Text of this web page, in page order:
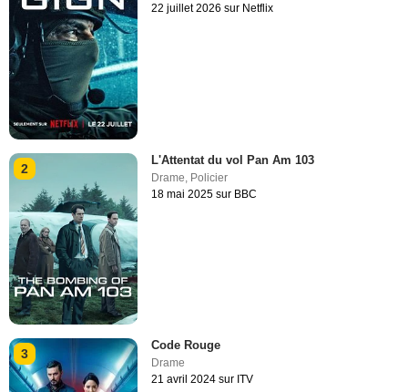
22 juillet 2026 sur Netflix
2
L'Attentat du vol Pan Am 103
Drame Policier
18 mai 2025 sur BBC
3
Code Rouge
Drame
21 avril 2024 sur ITV